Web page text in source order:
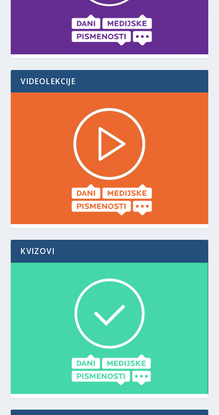
VIDEOLEKCIJE
KVIZOVI